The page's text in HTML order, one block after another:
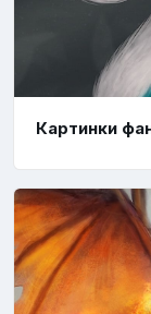
Картинки